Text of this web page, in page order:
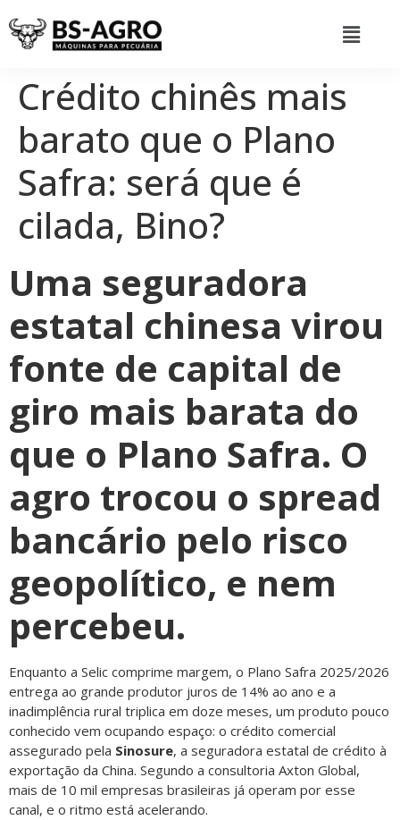
Crédito chinês mais
barato que o Plano
Safra: será que é
cilada, Bino?
Uma seguradora
estatal chinesa virou
fonte de capital de
giro mais barata do
que o Plano Safra. O
agro trocou o spread
bancário pelo risco
geopolítico, e nem
percebeu.
Enquanto a Selic comprime margem, o Plano Safra 2025/2026
entrega ao grande produtor juros de 14% ao ano e a
inadimplência rural triplica em doze meses, um produto pouco
conhecido vem ocupando espaço: o crédito comercial
assegurado pela Sinosure, a seguradora estatal de crédito à
exportação da China. Segundo a consultoria Axton Global,
mais de 10 mil empresas brasileiras já operam por esse
canal, e o ritmo está acelerando.